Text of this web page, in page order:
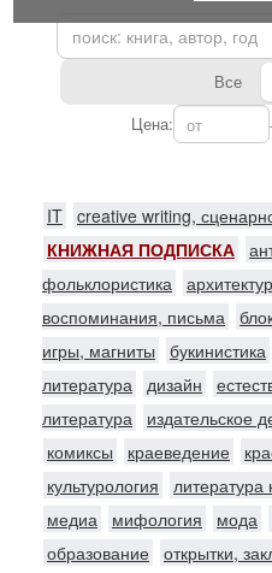
Все
Цена:
IT creative writing,
КНИЖНАЯ ПОДПИСКА
фольклористика
воспоминания, письма
игры, магниты
букинистика
литература дизайн
литература
издательское
комиксы
краеведение
культурология
литература
медиа
мифология мода
образование открытки,